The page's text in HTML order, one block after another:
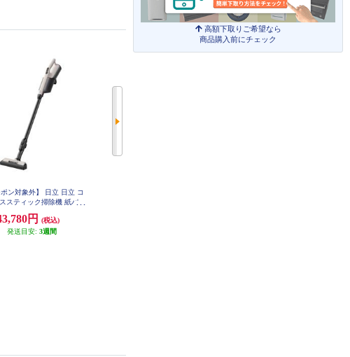
高額下取りご希望なら
商品購入前にチェック
ポン対象外】 日立 日立 コ
スティック掃除機 紙パッ
円
(税込)
発送目安: 3週間